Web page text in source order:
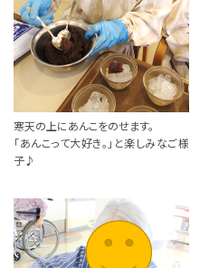
寒天の上にあんこをのせます。
「あんこって大好き。」と楽しみなご様
子♪